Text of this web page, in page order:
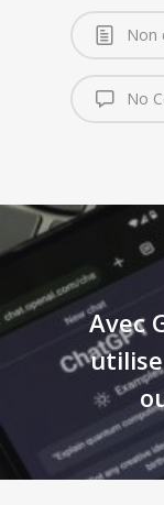
Non
No
Avec